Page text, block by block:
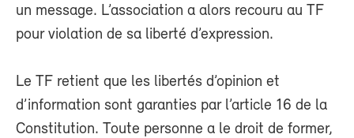
un message. L’association a alors recouru au TF
pour violation de sa liberté d’expression.
Le TF retient que les libertés d’opinion et
d’information sont garanties par l’article 16 de la
Constitution. Toute personne a le droit de former,